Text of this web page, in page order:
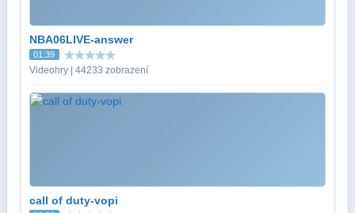
NBA06LIVE-answer
01:39
Videohry | 44233 zobrazení
call of duty-vopi